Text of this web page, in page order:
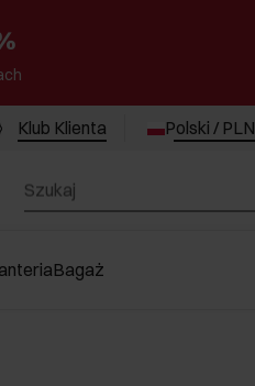
Klub Klienta Polski / PLN
Bagaż